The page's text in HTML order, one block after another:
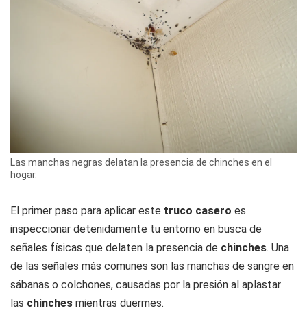
Las manchas negras delatan la presencia de chinches en el
hogar.
El primer paso para aplicar este truco casero es
inspeccionar detenidamente tu entorno en busca de
señales físicas que delaten la presencia de chinches. Una
de las señales más comunes son las manchas de sangre en
sábanas o colchones, causadas por la presión al aplastar
las chinches mientras duermes.